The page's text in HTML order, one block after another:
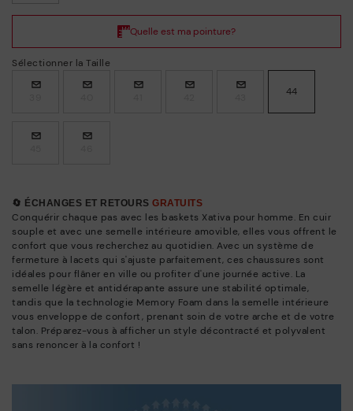
Sélectionner la Taille
44
🔄 ÉCHANGES ET RETOURS GRATUITS
Conquérir chaque pas avec les baskets Xativa pour homme. En cuir
souple et avec une semelle intérieure amovible, elles vous offrent le
confort que vous recherchez au quotidien. Avec un système de
fermeture à lacets qui s'ajuste parfaitement, ces chaussures sont
idéales pour flâner en ville ou profiter d'une journée active. La
semelle légère et antidérapante assure une stabilité optimale,
tandis que la technologie Memory Foam dans la semelle intérieure
vous enveloppe de confort, prenant soin de votre arche et de votre
talon. Préparez-vous à afficher un style décontracté et polyvalent
sans renoncer à la confort !